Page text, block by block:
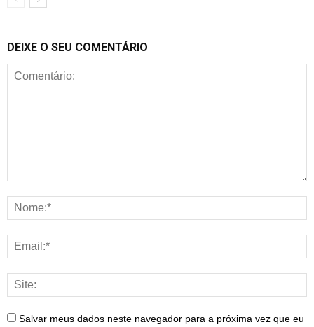
DEIXE O SEU COMENTÁRIO
Salvar meus dados neste navegador para a próxima vez que eu